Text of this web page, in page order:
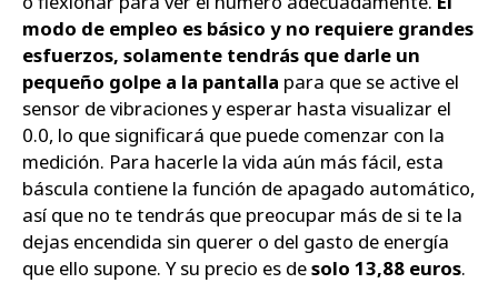
modo de empleo es básico y no requiere grandes
esfuerzos, solamente tendrás que darle un
pequeño golpe a la pantalla para que se active el
sensor de vibraciones y esperar hasta visualizar el
0.0, lo que significará que puede comenzar con la
medición. Para hacerle la vida aún más fácil, esta
báscula contiene la función de apagado automático,
así que no te tendrás que preocupar más de si te la
dejas encendida sin querer o del gasto de energía
que ello supone. Y su precio es desolo 13,88 euros.